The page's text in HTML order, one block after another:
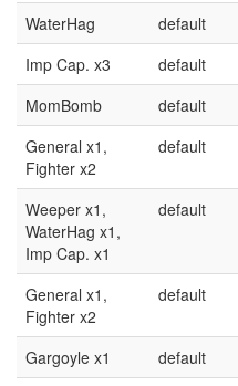
WaterHag
default
Imp Cap. x3
default
MomBomb
default
General x1,
Fighter x2
default
Weeper x1,
WaterHag x1,
Imp Cap. x1
default
General x1,
Fighter x2
default
Gargoyle x1 default